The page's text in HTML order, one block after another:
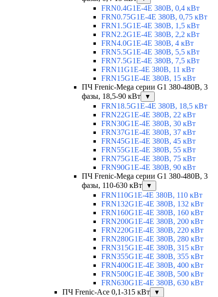
FRN0.4G1E-4E 380В, 0,4 кВт
FRN0.75G1E-4E 380В, 0,75 кВт
FRN1.5G1E-4E 380В, 1,5 кВт
FRN2.2G1E-4E 380В, 2,2 кВт
FRN4.0G1E-4E 380В, 4 кВт
FRN5.5G1E-4E 380В, 5,5 кВт
FRN7.5G1E-4E 380В, 7,5 кВт
FRN11G1E-4E 380В, 11 кВт
FRN15G1E-4E 380В, 15 кВт
ПЧ Frenic-Mega серии G1 380-480В, 3
фазы, 18,5-90 кВт
▼
FRN18.5G1E-4E 380В, 18,5 кВт
FRN22G1E-4E 380В, 22 кВт
FRN30G1E-4E 380В, 30 кВт
FRN37G1E-4E 380В, 37 кВт
FRN45G1E-4E 380В, 45 кВт
FRN55G1E-4E 380В, 55 кВт
FRN75G1E-4E 380В, 75 кВт
FRN90G1E-4E 380В, 90 кВт
ПЧ Frenic-Mega серии G1 380-480В, 3
фазы, 110-630 кВт
▼
FRN110G1E-4E 380В, 110 кВт
FRN132G1E-4E 380В, 132 кВт
FRN160G1E-4E 380В, 160 кВт
FRN200G1E-4E 380В, 200 кВт
FRN220G1E-4E 380В, 220 кВт
FRN280G1E-4E 380В, 280 кВт
FRN315G1E-4E 380В, 315 кВт
FRN355G1E-4E 380В, 355 кВт
FRN400G1E-4E 380В, 400 кВт
FRN500G1E-4E 380В, 500 кВт
FRN630G1E-4E 380В, 630 кВт
ПЧ Frenic-Ace 0,1-315 кВт
▼